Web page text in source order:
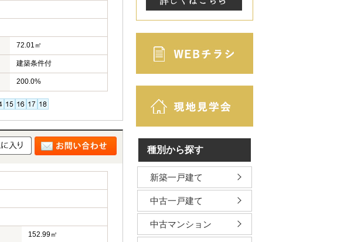
72.01㎡
建築条件付
200.0%
152.99㎡
種別から探す
新築一戸建て
中古一戸建て
中古マンション